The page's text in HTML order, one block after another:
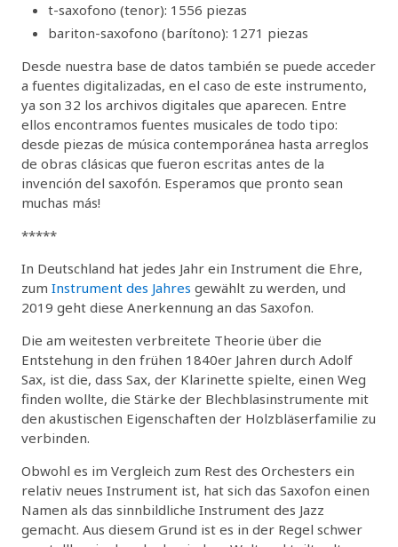
t-saxofono (tenor): 1556 piezas
bariton-saxofono (barítono): 1271 piezas
Desde nuestra base de datos también se puede acceder
a fuentes digitalizadas, en el caso de este instrumento,
ya son 32 los archivos digitales que aparecen. Entre
ellos encontramos fuentes musicales de todo tipo:
desde piezas de música contemporánea hasta arreglos
de obras clásicas que fueron escritas antes de la
invención del saxofón. Esperamos que pronto sean
muchas más!
*****
In Deutschland hat jedes Jahr ein Instrument die Ehre,
zum Instrument des Jahres gewählt zu werden, und
2019 geht diese Anerkennung an das Saxofon.
Die am weitesten verbreitete Theorie über die
Entstehung in den frühen 1840er Jahren durch Adolf
Sax, ist die, dass Sax, der Klarinette spielte, einen Weg
finden wollte, die Stärke der Blechblasinstrumente mit
den akustischen Eigenschaften der Holzbläserfamilie zu
verbinden.
Obwohl es im Vergleich zum Rest des Orchesters ein
relativ neues Instrument ist, hat sich das Saxofon einen
Namen als das sinnbildliche Instrument des Jazz
gemacht. Aus diesem Grund ist es in der Regel schwer